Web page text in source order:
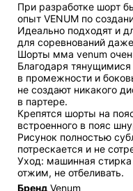
При разработке шорт
опыт VENUM по
Идеально подходят и
для соревнований
Шорты мма venum
Благодаря тянущимися
в промежности и
не создают никакого
в партере.
Крепятся шорты на
встроенного в пояс
Рисунок полностью
потрескается и не
Уход: машинная
отжим, не отбеливать.
Бренд Venum